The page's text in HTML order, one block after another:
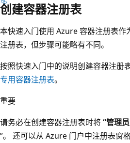
创建容器注册表
本快速入门使用 Azure 容器注册表作
注册表，但步骤可能略有不同。
按照快速入门中的说明创建容器注册
专用容器注册表。
重要
请务必在创建容器注册表时将“管理
”。 还可以从 Azure 门户中注册表窗